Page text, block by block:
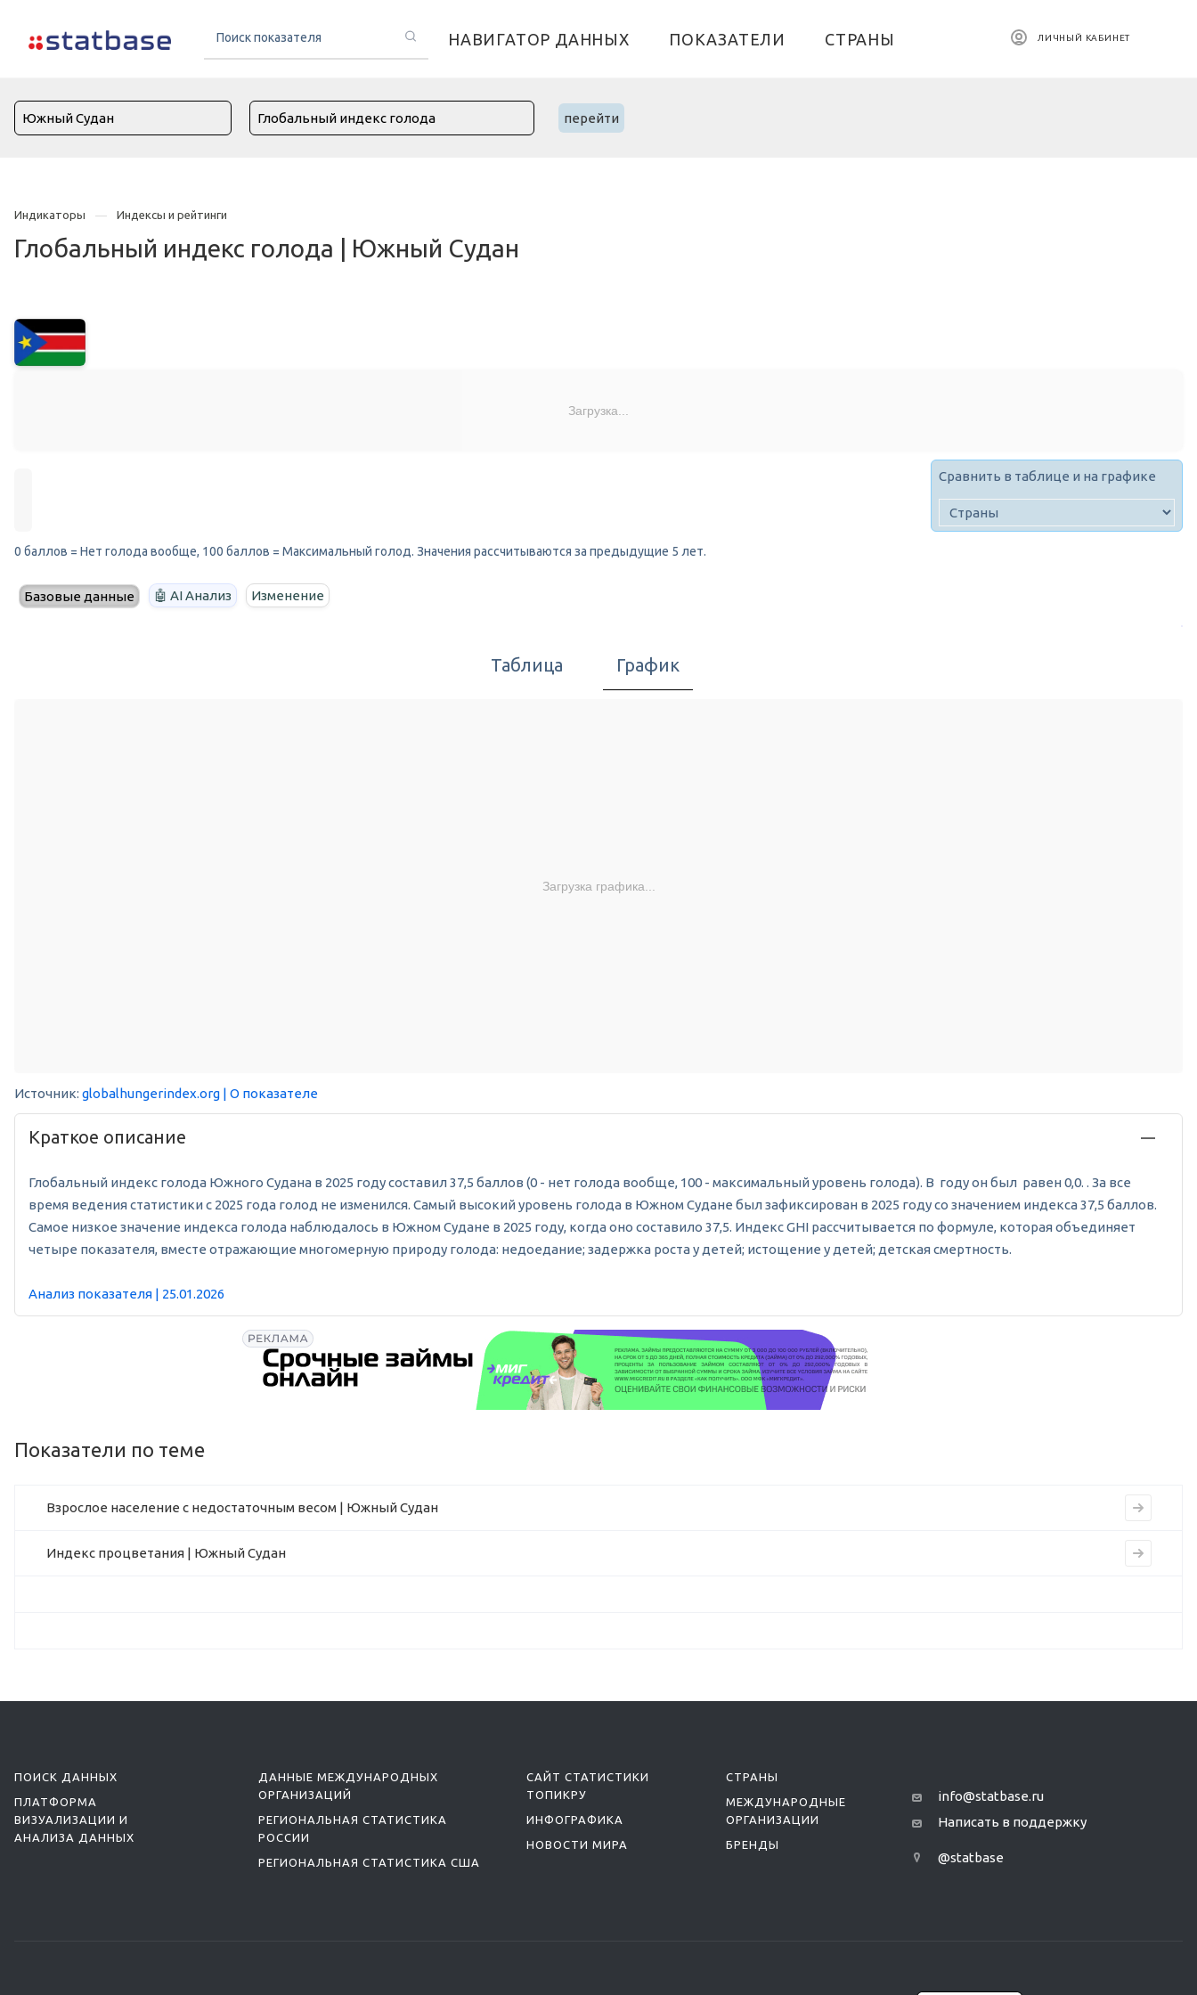
НАВИГАТОР ДАННЫХ ПОКАЗАТЕЛИ СТРАНЫ ЛИЧНЫЙ КАБИНЕТ
перейти
Индикаторы Индексы и рейтинги
Глобальный индекс голода | Южный Судан
Загрузка...
Сравнить в таблице и на графике
0 баллов = Нет голода вообще, 100 баллов = Максимальный голод. Значения рассчитываются за предыдущие 5 лет.
Базовые данные 🤖 AI Анализ Изменение
Таблица График
Загрузка графика...
Источник: globalhungerindex.org | О показателе
Краткое описание
Глобальный индекс голода Южного Судана в 2025 году составил 37,5 баллов (0 - нет голода вообще, 100 - максимальный уровень голода). В году он был равен 0,0. . За все
время ведения статистики с 2025 года голод не изменился. Самый высокий уровень голода в Южном Судане был зафиксирован в 2025 году со значением индекса 37,5 баллов.
Самое низкое значение индекса голода наблюдалось в Южном Судане в 2025 году, когда оно составило 37,5. Индекс GHI рассчитывается по формуле, которая объединяет
четыре показателя, вместе отражающие многомерную природу голода: недоедание; задержка роста у детей; истощение у детей; детская смертность.
Анализ показателя | 25.01.2026
Показатели по теме
Взрослое население с недостаточным весом | Южный Судан
Индекс процветания | Южный Судан
ПОИСК ДАННЫХ
ПЛАТФОРМА
ВИЗУАЛИЗАЦИИ И
АНАЛИЗА ДАННЫХ
ДАННЫЕ МЕЖДУНАРОДНЫХ
ОРГАНИЗАЦИЙ
РЕГИОНАЛЬНАЯ СТАТИСТИКА
РОССИИ
РЕГИОНАЛЬНАЯ СТАТИСТИКА США
САЙТ СТАТИСТИКИ
ТОПИКРУ
ИНФОГРАФИКА
НОВОСТИ МИРА
СТРАНЫ
МЕЖДУНАРОДНЫЕ
ОРГАНИЗАЦИИ
БРЕНДЫ
info@statbase.ru
Написать в поддержку
@statbase